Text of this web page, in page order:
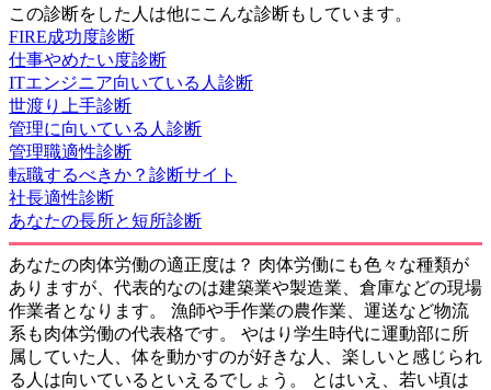
この診断をした人は他にこんな診断もしています。
FIRE成功度診断
仕事やめたい度診断
ITエンジニア向いている人診断
世渡り上手診断
管理に向いている人診断
管理職適性診断
転職するべきか？診断サイト
社長適性診断
あなたの長所と短所診断
あなたの肉体労働の適正度は？ 肉体労働にも色々な種類が
ありますが、代表的なのは建築業や製造業、倉庫などの現場
作業者となります。 漁師や手作業の農作業、運送など物流
系も肉体労働の代表格です。 やはり学生時代に運動部に所
属していた人、体を動かすのが好きな人、楽しいと感じられ
る人は向いているといえるでしょう。 とはいえ、若い頃は